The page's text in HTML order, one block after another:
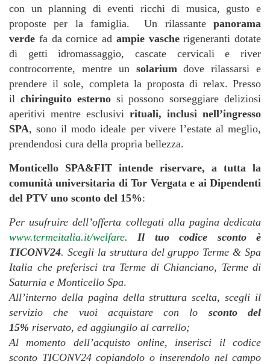
con un planning di eventi ricchi di musica, gusto e
proposte per la famiglia. Un rilassante panorama
verde fa da cornice ad ampie vascherigeneranti dotate
di getti idromassaggio, cascate cervicali e river
controcorrente, mentre un solarium dove rilassarsi e
prendere il sole, completa la proposta di relax. Presso
il chiringuito esternosi possono sorseggiare deliziosi
aperitivi mentre esclusivi rituali, inclusi nell’ingresso
SPA, sono il modo ideale per vivere l’estate al meglio,
prendendosi cura della propria bellezza.
Monticello SPA&FIT intende riservare, a tutta la
comunità universitaria di Tor Vergata e ai Dipendenti
del PTV uno sconto del 15%:
Per usufruire dell’offerta collegati alla pagina dedicata
www.termeitalia.it/welfare. Il tuo codice sconto è
TICONV24. Scegli la struttura del gruppo Terme & Spa
Italia che preferisci tra Terme di Chianciano, Terme di
Saturnia e Monticello Spa.
All’interno della pagina della struttura scelta, scegli il
servizio che vuoi acquistare con lo sconto del
15% riservato, ed aggiungilo al carrello;
Al momento dell’acquisto online, inserisci il codice
sconto TICONV24 copiandolo o inserendolo nel campo